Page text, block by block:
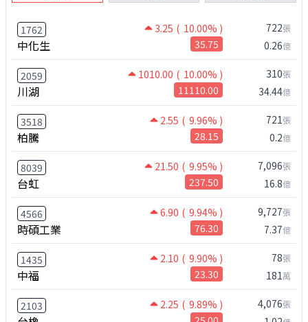
1762 3.25 ( 10.00% )
中化生 35.75
722張
0.26億
2059 1010.00 ( 10.00% )
川湖 11110.00
310張
34.44億
3518 2.55 ( 9.96% )
柏騰 28.15
721張
0.2億
8039 21.50 ( 9.95% )
台虹 237.50
7,096張
16.8億
4566 6.90 ( 9.94% )
時碩工業 76.30
9,727張
7.37億
1435 2.10 ( 9.90% )
中福 23.30
78張
181萬
2103 2.25 ( 9.89% ) 4,076張